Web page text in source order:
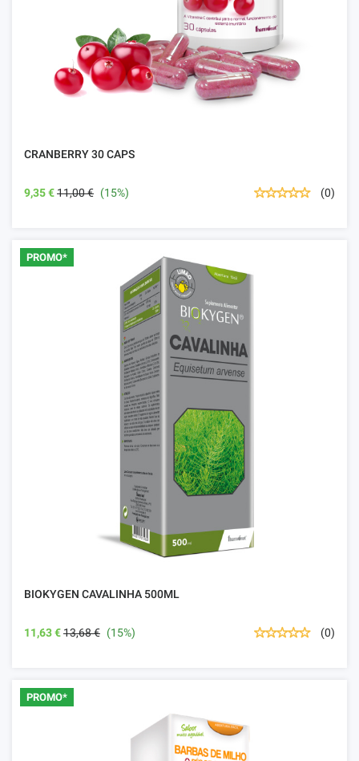
CRANBERRY 30 CAPS
9,35 €11,00 € (15%) (0)
PROMO*
BIOKYGEN CAVALINHA 500ML
11,63 €13,68 € (15%) (0)
PROMO*